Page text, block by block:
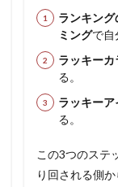
ランキング
ミングで自
ラッキーカ
る。
ラッキーア
る。
この3つのステ
り回される側